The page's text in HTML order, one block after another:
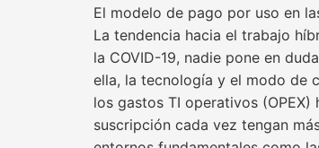
El modelo de pago por uso en
La tendencia hacia el trabajo
la COVID-19, nadie pone en
ella, la tecnología y el modo de
los gastos TI operativos
suscripción cada vez tengan